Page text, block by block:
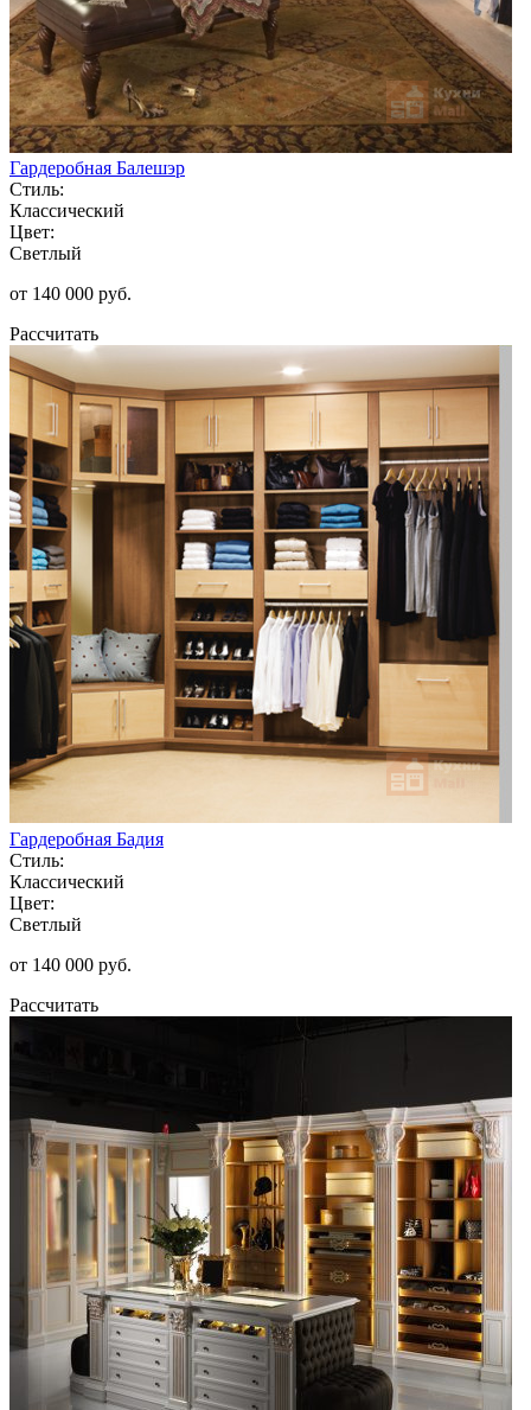
Гардеробная Балешэр
Стиль:
Классический
Цвет:
Светлый
от 140 000 руб.
Рассчитать
Гардеробная Бадия
Стиль:
Классический
Цвет:
Светлый
от 140 000 руб.
Рассчитать